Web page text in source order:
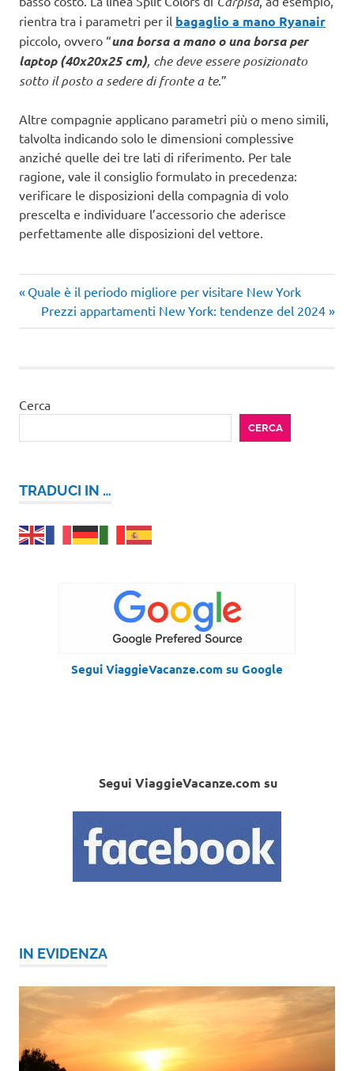
rientra tra i parametri per il bagaglio a mano Ryanair
piccolo, ovvero “una borsa a mano o una borsa per
laptop (40x20x25 cm), che deve essere posizionato
sotto il posto a sedere di fronte a te.”
Altre compagnie applicano parametri più o meno simili,
talvolta indicando solo le dimensioni complessive
anziché quelle dei tre lati di riferimento. Per tale
ragione, vale il consiglio formulato in precedenza:
verificare le disposizioni della compagnia di volo
prescelta e individuare l’accessorio che aderisce
perfettamente alle disposizioni del vettore.
Navigazione
articoli
Articolo
precedente:
Quale è il periodo migliore per visitare New York
Articolo
successivo:
Prezzi appartamenti New York: tendenze del 2024
Cerca
CERCA
TRADUCI IN …
Segui ViaggieVacanze.com su Google
Segui ViaggieVacanze.com su
IN EVIDENZA